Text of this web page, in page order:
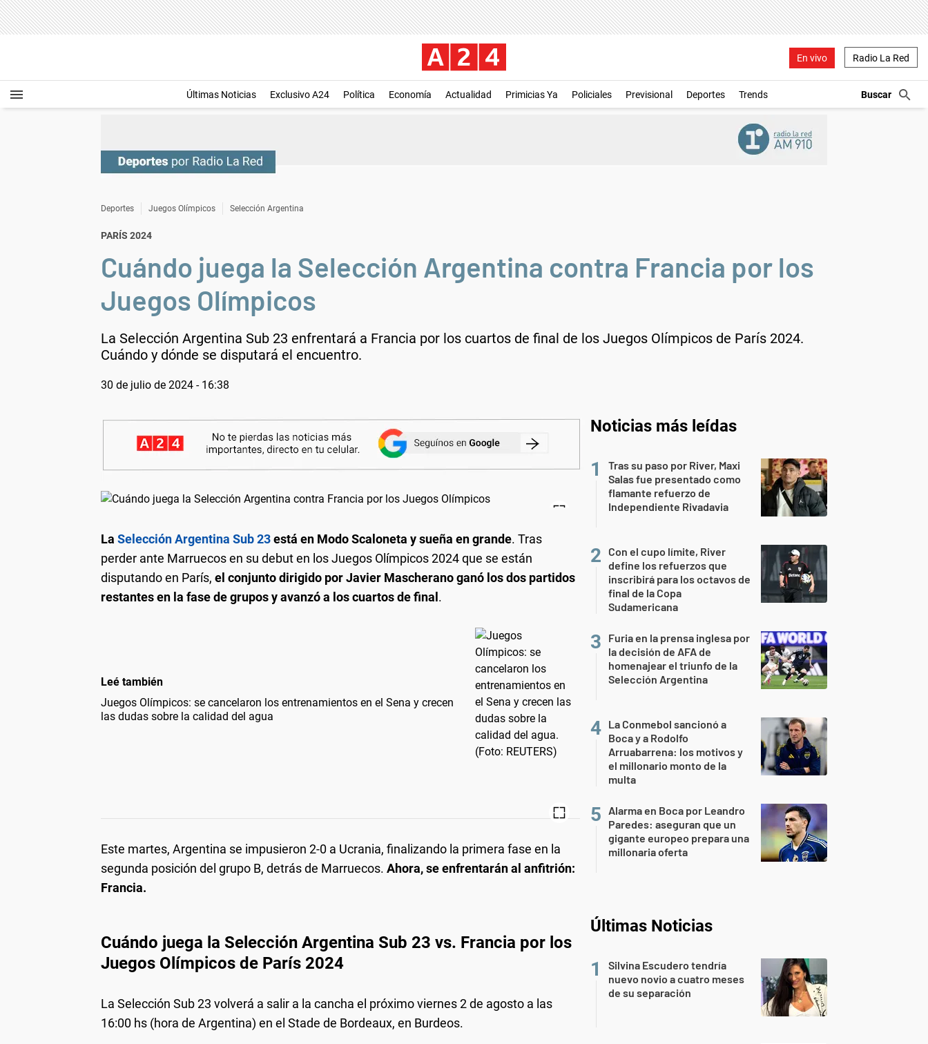
En vivo Radio La Red
Últimas Noticias Exclusivo A24 Política Economía Actualidad Primicias Ya Policiales Previsional Deportes Trends
Deportes Juegos Olímpicos Selección Argentina
PARÍS 2024
Cuándo juega la Selección Argentina contra Francia por los
Juegos Olímpicos
La Selección Argentina Sub 23 enfrentará a Francia por los cuartos de final de los Juegos Olímpicos de París 2024.
Cuándo y dónde se disputará el encuentro.
30 de julio de 2024 - 16:38
La Selección Argentina Sub 23está en Modo Scaloneta y sueña en grande. Tras
perder ante Marruecos en su debut en los Juegos Olímpicos 2024 que se están
disputando en París, el conjunto dirigido por Javier Mascherano ganó los dos partidos
restantes en la fase de grupos y avanzó a los cuartos de final.
Leé también
Juegos Olímpicos: se cancelaron los entrenamientos en el Sena y crecen
las dudas sobre la calidad del agua
Este martes, Argentina se impusieron 2-0 a Ucrania, finalizando la primera fase en la
segunda posición del grupo B, detrás de Marruecos. Ahora, se enfrentarán al anfitrión:
Francia.
Cuándo juega la Selección Argentina Sub 23 vs. Francia por los
Juegos Olímpicos de París 2024
La Selección Sub 23 volverá a salir a la cancha el próximo viernes 2 de agosto a las
16:00 hs (hora de Argentina) en el Stade de Bordeaux, en Burdeos.
Noticias más leídas
Tras su paso por River, Maxi
Salas fue presentado como
flamante refuerzo de
Independiente Rivadavia
Con el cupo límite, River
define los refuerzos que
inscribirá para los octavos de
final de la Copa
Sudamericana
Furia en la prensa inglesa por
la decisión de AFA de
homenajear el triunfo de la
Selección Argentina
La Conmebol sancionó a
Boca y a Rodolfo
Arruabarrena: los motivos y
el millonario monto de la
multa
Alarma en Boca por Leandro
Paredes: aseguran que un
gigante europeo prepara una
millonaria oferta
Últimas Noticias
Silvina Escudero tendría
nuevo novio a cuatro meses
de su separación